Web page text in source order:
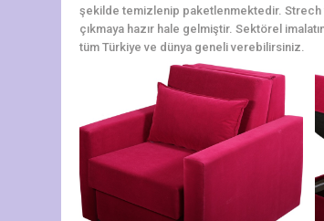
şekilde temizlenip paketlenmektedir. Strech
çıkmaya hazır hale gelmiştir. Sektörel
tüm Türkiye ve dünya geneli verebilirsiniz.